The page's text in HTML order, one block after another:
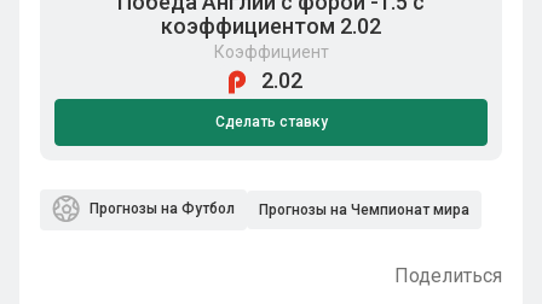
коэффициентом 2.02
Коэффициент
2.02
Сделать ставку
Прогнозы на Футбол Прогнозы на Чемпионат мира
Поделиться